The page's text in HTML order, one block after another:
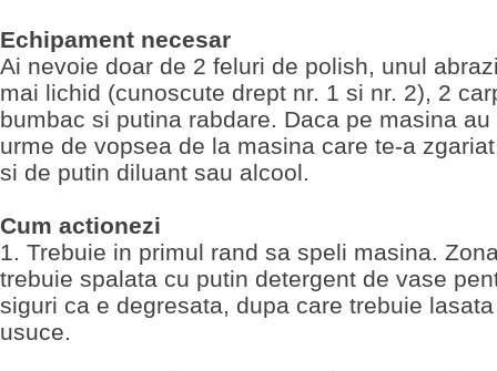
Echipament necesar
Ai nevoie doar de 2 feluri de polish, unul
mai lichid (cunoscute drept nr. 1 si nr. 2), 2
bumbac si putina rabdare. Daca pe masina au
urme de vopsea de la masina care te-a
si de putin diluant sau alcool.
Cum actionezi
1. Trebuie in primul rand sa speli masina.
trebuie spalata cu putin detergent de vase
siguri ca e degresata, dupa care trebuie
usuce.